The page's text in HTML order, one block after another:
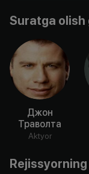
Suratga olish
Джон
Траволта
Aktyor